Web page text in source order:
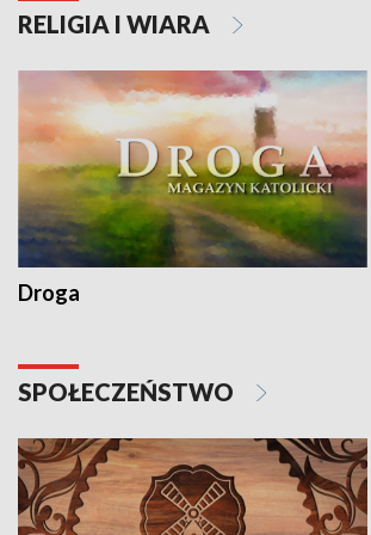
RELIGIA I WIARA
Droga
SPOŁECZEŃSTWO